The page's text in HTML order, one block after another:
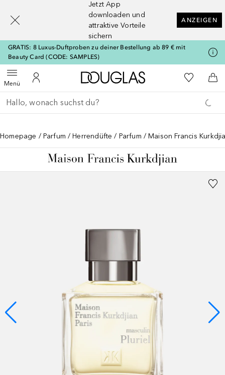
Jetzt App
downloaden und
attraktive Vorteile
sichern
ANZEIGEN
GRATIS: 8 Luxus-Duftproben zu deiner Bestellung ab 89 € mit
Beauty Card (CODE: SAMPLES)
MenüMenü öffnenZu Meinem Kundenkonto
Zur Douglas Startseite
Zu Meiner
Gehe zurück
Suche ausführen
Homepage Parfum Herrendüfte Parfum Maison Francis
[navigation.slideout.screenreader]